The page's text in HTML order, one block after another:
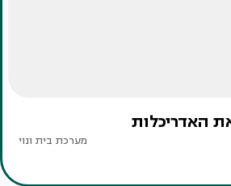
האדריכלות
מערכת בית ונוי